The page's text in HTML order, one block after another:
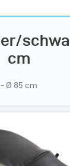
cm
- Ø 85 cm